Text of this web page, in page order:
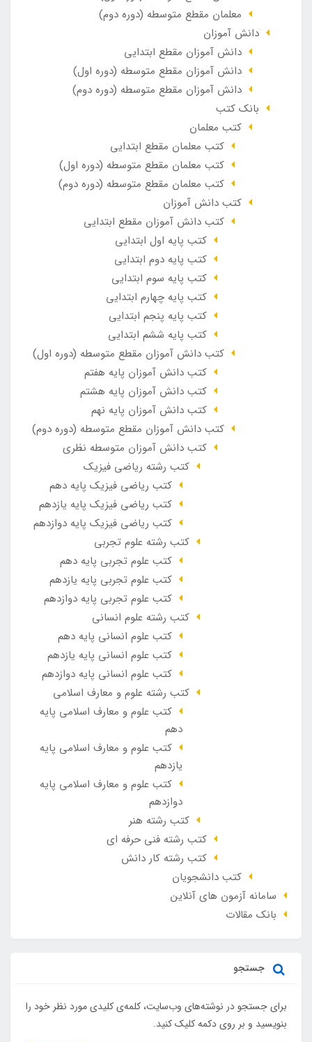
معلمان مقطع متوسطه (دوره دوم)
دانش آموزان
دانش آموزان مقطع ابتدایی
دانش آموزان مقطع متوسطه (دوره اول)
دانش آموزان مقطع متوسطه (دوره دوم)
بانک کتب
کتب معلمان
کتب معلمان مقطع ابتدایی
کتب معلمان مقطع متوسطه (دوره اول)
کتب معلمان مقطع متوسطه (دوره دوم)
کتب دانش آموزان
کتب دانش آموزان مقطع ابتدایی
کتب پایه اول ابتدایی
کتب پایه دوم ابتدایی
کتب پایه سوم ابتدایی
کتب پایه چهارم ابتدایی
کتب پایه پنجم ابتدایی
کتب پایه ششم ابتدایی
کتب دانش آموزان مقطع متوسطه (دوره اول)
کتب دانش آموزان پایه هفتم
کتب دانش آموزان پایه هشتم
کتب دانش آموزان پایه نهم
کتب دانش آموزان مقطع متوسطه (دوره دوم)
کتب دانش آموزان متوسطه نظری
کتب رشته ریاضی فیزیک
کتب ریاضی فیزیک پایه دهم
کتب ریاضی فیزیک پایه یازدهم
کتب ریاضی فیزیک پایه دوازدهم
کتب رشته علوم تجربی
کتب علوم تجربی پایه دهم
کتب علوم تجربی پایه یازدهم
کتب علوم تجربی پایه دوازدهم
کتب رشته علوم انسانی
کتب علوم انسانی پایه دهم
کتب علوم انسانی پایه یازدهم
کتب علوم انسانی پایه دوازدهم
کتب رشته علوم و معارف اسلامی
کتب علوم و معارف اسلامی پایه
دهم
کتب علوم و معارف اسلامی پایه
یازدهم
کتب علوم و معارف اسلامی پایه
دوازدهم
کتب رشته هنر
کتب رشته فنی حرفه ای
کتب رشته کار دانش
کتب دانشجویان
سامانه آزمون های آنلاین
بانک مقالات
جستجو
برای جستجو در نوشته‌های وب‌سایت، کلمه‌ی کلیدی مورد نظر خود را
بنویسید و بر روی دکمه کلیک کنید.